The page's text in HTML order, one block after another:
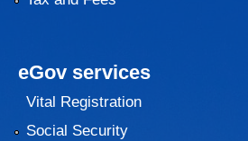
eGov services
Vital Registration
Social Security